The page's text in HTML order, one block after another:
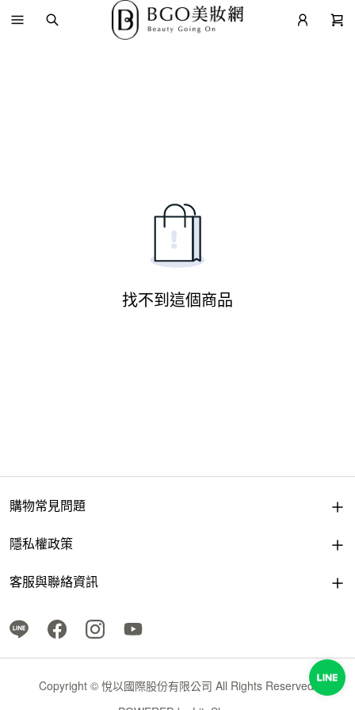
找不到這個商品
購物常見問題
隱私權政策
客服與聯絡資訊
Copyright © 悅以國際股份有限公司 All Rights Reserved.